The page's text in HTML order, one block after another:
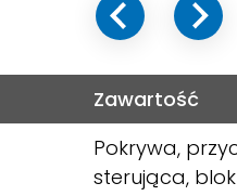
Zawartość
Pokrywa,
sterująca,